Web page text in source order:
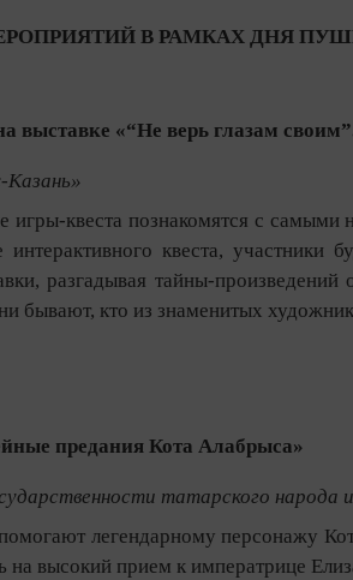
В РАМКАХ ДНЯ
выставке «“Не верь глазам
игры-квеста познакомятся с
квеста, участники
разгадывая тайны-
бывают, кто из знаменитых
предания Кота Алабрыса»
татарского народа
легендарному персонажу
на высокий прием к императрице